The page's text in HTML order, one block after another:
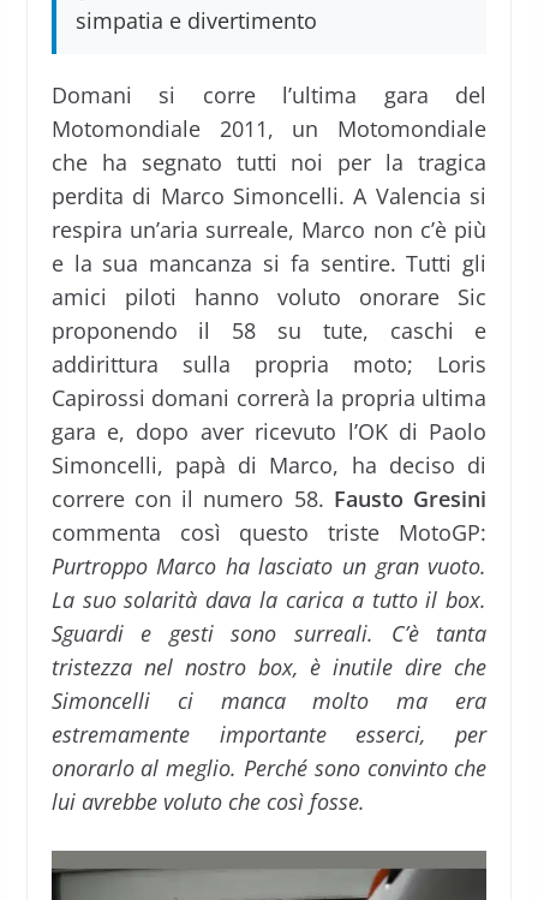
simpatia e divertimento
Domani si corre l’ultima gara del
Motomondiale 2011, un Motomondiale
che ha segnato tutti noi per la tragica
perdita di Marco Simoncelli. A Valencia si
respira un’aria surreale, Marco non c’è più
e la sua mancanza si fa sentire. Tutti gli
amici piloti hanno voluto onorare Sic
proponendo il 58 su tute, caschi e
addirittura sulla propria moto; Loris
Capirossi domani correrà la propria ultima
gara e, dopo aver ricevuto l’OK di Paolo
Simoncelli, papà di Marco, ha deciso di
correre con il numero 58. Fausto Gresini
commenta così questo triste MotoGP:
Purtroppo Marco ha lasciato un gran vuoto.
La suo solarità dava la carica a tutto il box.
Sguardi e gesti sono surreali. C’è tanta
tristezza nel nostro box, è inutile dire che
Simoncelli ci manca molto ma era
estremamente importante esserci, per
onorarlo al meglio. Perché sono convinto che
lui avrebbe voluto che così fosse.